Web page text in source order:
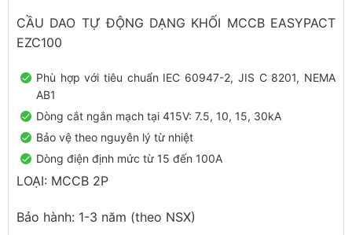
CẦU DAO TỰ ĐỘNG DẠNG KHỐI MCCB EASYPACT
EZC100
Phù hợp với tiêu chuẩn IEC 60947-2, JIS C 8201, NEMA
AB1
Dòng cắt ngắn mạch tại 415V: 7.5, 10, 15, 30kA
Bảo vệ theo nguyên lý từ nhiệt
Dòng điện định mức từ 15 đến 100A
LOẠI: MCCB 2P
Bảo hành: 1-3 năm (theo NSX)